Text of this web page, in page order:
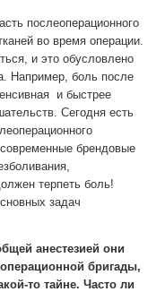
послеоперационного
во время операции.
и это обусловлено
Например, боль после
и быстрее
Сегодня есть
брендовые
терпеть боль!
задач
анестезией они
бригады,
то тайне. Часто ли